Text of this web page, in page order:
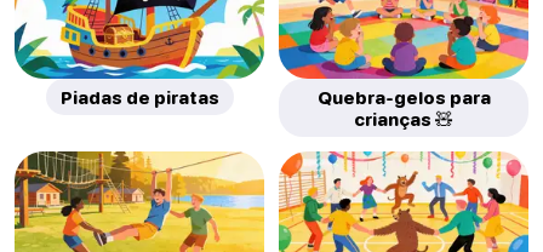
Piadas de piratas
Quebra-gelos para
crianças 🧸